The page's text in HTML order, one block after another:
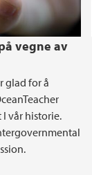
vegne av
glad for å
vår historie.